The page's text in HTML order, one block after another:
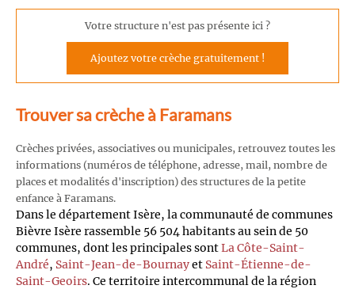
Votre structure n'est pas présente ici ?
Ajoutez votre crèche gratuitement !
Trouver sa crèche à Faramans
Crèches privées, associatives ou municipales, retrouvez toutes les
informations (numéros de téléphone, adresse, mail, nombre de
places et modalités d'inscription) des structures de la petite
enfance à Faramans.
Dans le département Isère, la communauté de communes
Bièvre Isère rassemble 56 504 habitants au sein de 50
communes, dont les principales sontLa Côte-Saint-
André, Saint-Jean-de-Bournayet Saint-Étienne-de-
Saint-Geoirs. Ce territoire intercommunal de la région